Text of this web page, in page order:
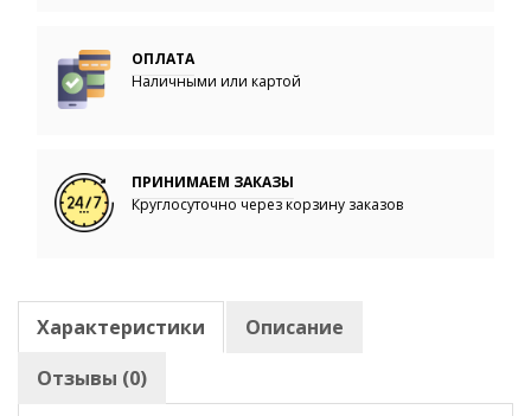
ОПЛАТА
Наличными или картой
ПРИНИМАЕМ ЗАКАЗЫ
Круглосуточно через корзину заказов
Характеристики
Описание
Отзывы (0)